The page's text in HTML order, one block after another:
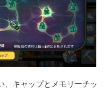
、キャップとメモリーチッ